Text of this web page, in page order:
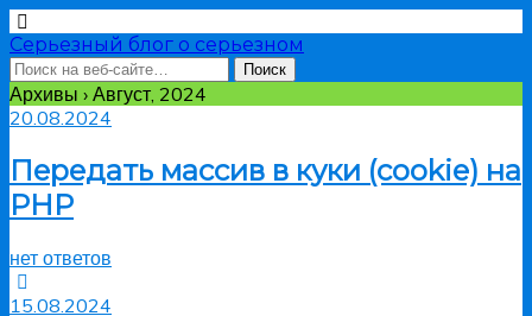
Серьезный блог о серьезном
Архивы › Август, 2024
20.08.2024
Передать массив в куки (cookie) на
PHP
нет ответов
15.08.2024